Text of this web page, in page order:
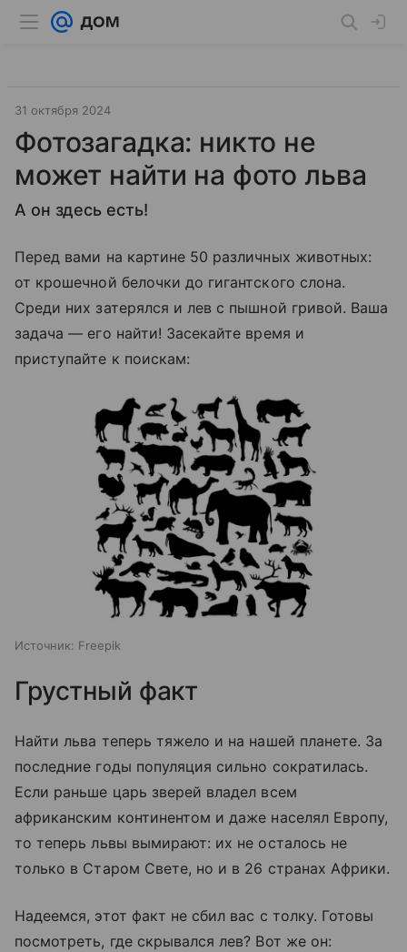
31 октября 2024
Фотозагадка: никто не
может найти на фото льва
А он здесь есть!
Перед вами на картине 50 различных животных:
от крошечной белочки до гигантского слона.
Среди них затерялся и лев с пышной гривой. Ваша
задача — его найти! Засекайте время и
приступайте к поискам:
Источник: Freepik
Грустный факт
Найти льва теперь тяжело и на нашей планете. За
последние годы популяция сильно сократилась.
Если раньше царь зверей владел всем
африканским континентом и даже населял Европу,
то теперь львы вымирают: их не осталось не
только в Старом Свете, но и в 26 странах Африки.
Надеемся, этот факт не сбил вас с толку. Готовы
посмотреть, где скрывался лев? Вот же он: